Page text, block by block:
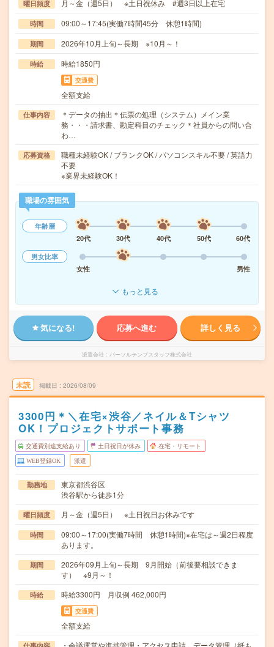
曜日頻度 月～金（週5日） ※土日祝休み #週3日以上在宅
時間 09:00～17:45(実働7時間45分 休憩1時間)
期間 2026年10月上旬～長期 ※10月～！
時給 時給1850円
交通費
全額支給
仕事内容
＊データの抽出＊伝票の処理（システム）メイン業
務・・・請求書、勘定科目のチェック＊社員からの問い合
わ…
応募資格
職種未経験OK / ブランクOK / パソコンスキル不要 / 英語力
不要
※業界未経験OK！
職場の雰囲気
年齢層
20代
30代 40代 50代
60代
男女比率
女性
男性
もっと見る
気になる! 応募へ進む 詳しく見る
派遣会社 パーソルテンプスタッフ株式会社
未読 掲載日 2026/08/09
3300円＊＼在宅×渋谷／ネイル＆Tシャツ
OK！プロジェクトサポート事務
交通費別途支給あり 土日祝日が休み 在宅・リモート
WEB登録OK 派遣
勤務地
東京都渋谷区
渋谷駅から徒歩1分
曜日頻度 月～金（週5日） ※土日祝日お休みです
時間
09:00～17:00(実働7時間 休憩1時間)※在宅は～週2日程度
あります。
期間
2026年09月上旬～長期 9月開始（前後要相談できま
す） ※9月～！
時給 時給3300円 月収例 462,000円
交通費
全額支給
・会議運営や進捗管理・アクセス申請、データ管理（紙も